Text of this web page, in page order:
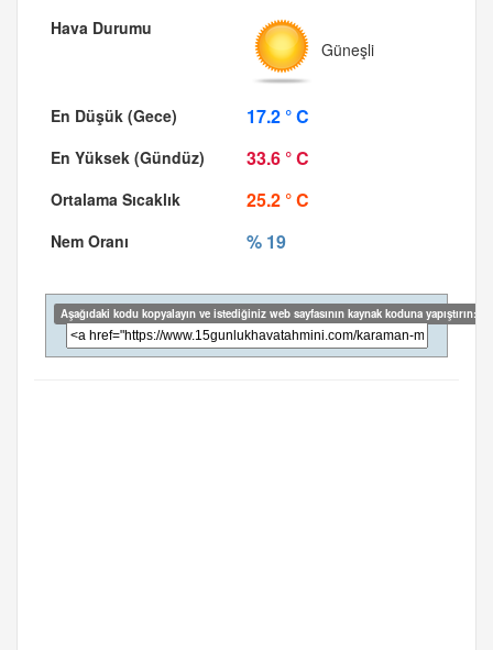
Güneşli
17.2 ° C
33.6 ° C
25.2 ° C
% 19
Aşağıdaki kodu kopyalayın ve istediğiniz web sayfasının kaynak koduna yapıştırın: